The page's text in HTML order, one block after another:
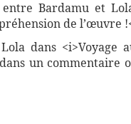
entre Bardamu et
de l’œuvre
dans
un